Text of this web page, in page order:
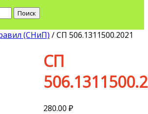
Поиск
(СНиП) / СП 506.1311500.2021
СП
280.00 ₽